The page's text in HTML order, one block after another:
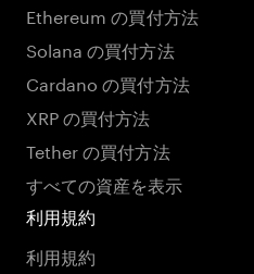
Ethereum の買付方法
Solana の買付方法
Cardano の買付方法
XRP の買付方法
Tether の買付方法
すべての資産を表示
利用規約
利用規約